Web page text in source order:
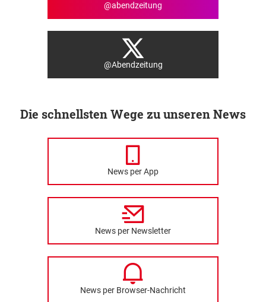
@abendzeitung
@Abendzeitung
Die schnellsten Wege zu unseren News
News per App
News per Newsletter
News per Browser-Nachricht